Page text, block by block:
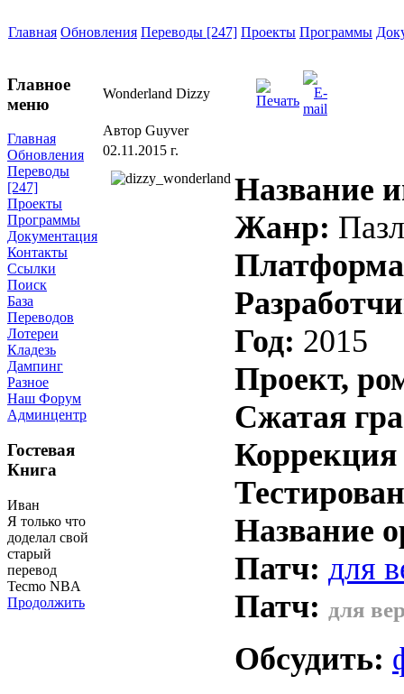
Главная Обновления Переводы [247] Проекты Программы
Главное
меню
Главная
Обновления
Переводы
[247]
Проекты
Программы
Документация
Контакты
Ссылки
Поиск
База
Переводов
Лотереи
Кладезь
Дампинг
Разное
Наш Форум
Админцентр
Гостевая
Книга
Иван
Я только что
доделал свой
старый
перевод
Tecmo NBA
Продолжить
Wonderland Dizzy
Автор Guyver
02.11.2015 г.
Название
Жанр:
Год: 2015
Проект,
Сжатая
Название
Патч: для
Патч: для
Обсудить: